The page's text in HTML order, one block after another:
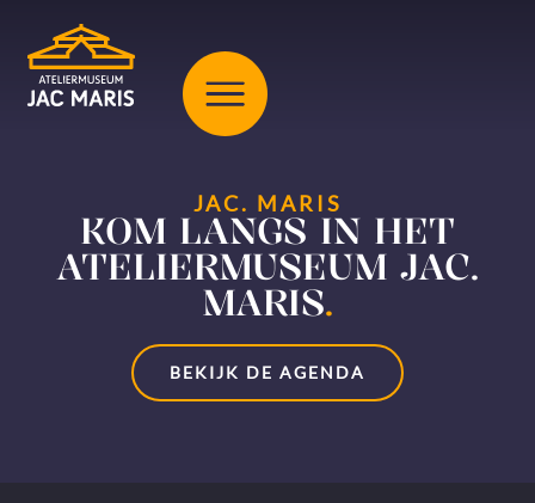
JAC. MARIS
KOM LANGS IN HET
ATELIERMUSEUM JAC.
MARIS.
BEKIJK DE AGENDA